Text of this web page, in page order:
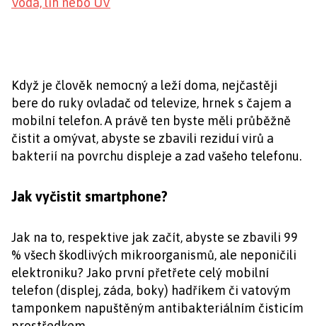
Když je člověk nemocný a leží doma, nejčastěji
bere do ruky ovladač od televize, hrnek s čajem a
mobilní telefon. A právě ten byste měli průběžně
čistit a omývat, abyste se zbavili reziduí virů a
bakterií na povrchu displeje a zad vašeho telefonu.
Jak vyčistit smartphone?
Jak na to, respektive jak začít, abyste se zbavili 99
% všech škodlivých mikroorganismů, ale neponičili
elektroniku? Jako první přetřete celý mobilní
telefon (displej, záda, boky) hadříkem či vatovým
tamponkem napuštěným antibakteriálním čisticím